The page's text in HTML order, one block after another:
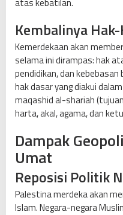
Kembalinya
Kemerdekaan akan
selama ini dirampas: hak
pendidikan, dan kebebasan
hak dasar yang diakui
maqashid al-shariah
harta, akal, agama, dan
Dampak
Umat
Reposisi Politik
Palestina merdeka akan
Islam. Negara-negara